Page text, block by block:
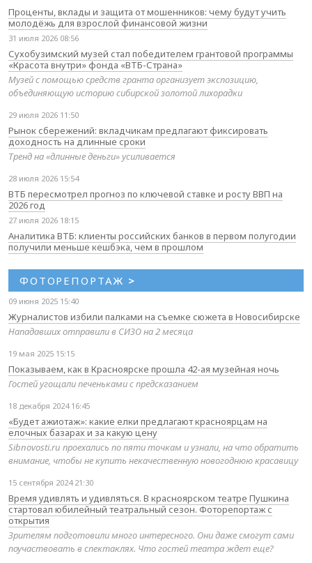
Проценты, вклады и защита от мошенников: чему будут учить
молодёжь для взрослой финансовой жизни
31 июля 2026 08:56
Сухобузимский музей стал победителем грантовой программы
«Красота внутри» фонда «ВТБ-Страна»
Музей с помощью средств гранта организует экспозицию,
объединяющую историю сибирской золотой лихорадки
29 июля 2026 11:50
Рынок сбережений: вкладчикам предлагают фиксировать
доходность на длинные сроки
Тренд на «длинные деньги» усиливается
28 июля 2026 15:54
ВТБ пересмотрел прогноз по ключевой ставке и росту ВВП на
2026 год
27 июля 2026 18:15
Аналитика ВТБ: клиенты российских банков в первом полугодии
получили меньше кешбэка, чем в прошлом
ФОТОРЕПОРТАЖ >
09 июня 2025 15:40
Журналистов избили палками на съемке сюжета в Новосибирске
Нападавших отправили в СИЗО на 2 месяца
19 мая 2025 15:15
Показываем, как в Красноярске прошла 42-ая музейная ночь
Гостей угощали печеньками с предсказанием
18 декабря 2024 16:45
«Будет ажиотаж»: какие елки предлагают красноярцам на
елочных базарах и за какую цену
Sibnovosti.ru проехались по пяти точкам и узнали, на что обратить
внимание, чтобы не купить некачественную новогоднюю красавицу
15 сентября 2024 21:30
Время удивлять и удивляться. В красноярском театре Пушкина
стартовал юбилейный театральный сезон. Фоторепортаж с
открытия
Зрителям подготовили много интересного. Они даже смогут сами
поучаствовать в спектаклях. Что гостей театра ждет еще?